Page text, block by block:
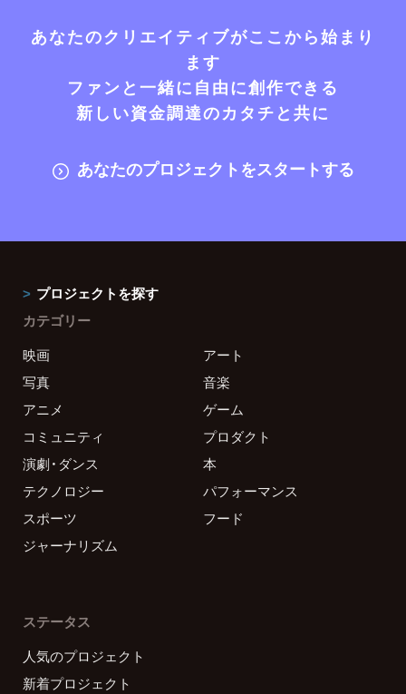
あなたのクリエイティブがここから始まり
ます
ファンと一緒に自由に創作できる
新しい資金調達のカタチと共に
あなたのプロジェクトをスタートする
プロジェクトを探す
カテゴリー
映画
アート
写真
音楽
アニメ
ゲーム
コミュニティ
プロダクト
演劇・ダンス
本
テクノロジー
パフォーマンス
スポーツ
フード
ジャーナリズム
ステータス
人気のプロジェクト
新着プロジェクト